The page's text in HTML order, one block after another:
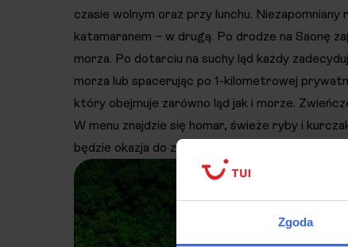
Zgoda
czasie wolnym oraz przy lunchu.
katamaranem – w drugą. Po drodze na Saonę
morza. Po dotarciu na suchy ląd każdy
morza lub spacerując po 1-kilometrowej
który obejmuje zarówno ląd jak i morze.
W menu znajdzie się homar, świeże ryby i
będzie okazja do złapania ostatnich promieni